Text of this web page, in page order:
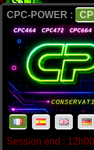
CPC-POWER :
Session end :